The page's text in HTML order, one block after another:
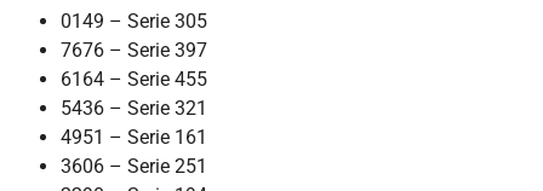
0149 – Serie 305
7676 – Serie 397
6164 – Serie 455
5436 – Serie 321
4951 – Serie 161
3606 – Serie 251